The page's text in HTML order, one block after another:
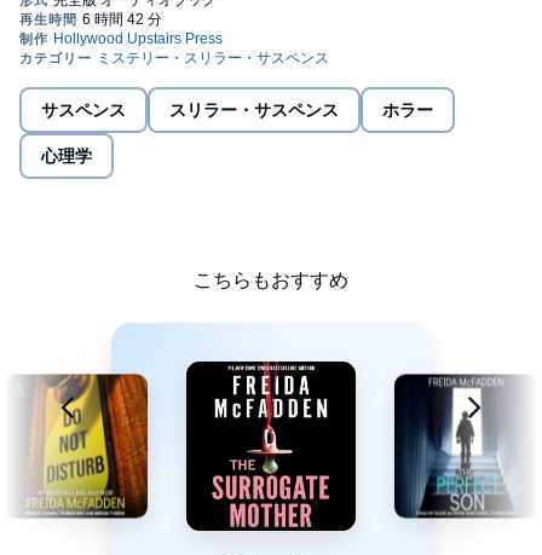
way to their hotel. But it turns out the woods aren’t as easy to
navigate as they thought.
Hours later, they are lost. Hopelessly lost.
And as they navigate deeper into the woods, the members of
their party are struck down mysteriously one by one. Has a wild
them will return home alive.
サスペンス スリラー・サスペンス ホラー
心理学
こちらもおすすめ